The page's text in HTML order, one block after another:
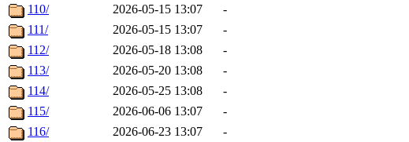
110/
2026-05-15 13:07
-
111/
2026-05-15 13:07
-
112/
2026-05-18 13:08
-
113/
2026-05-20 13:08
-
114/
2026-05-25 13:08
-
115/
2026-06-06 13:07
-
116/
2026-06-23 13:07
-